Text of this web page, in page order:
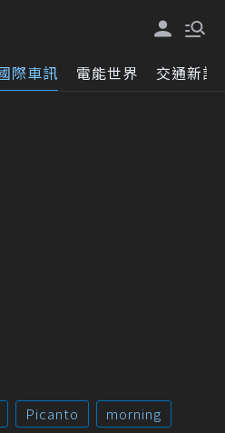
際車訊 電能世界 交通新訊
Picanto morning